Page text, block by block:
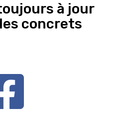
à jour
concrets